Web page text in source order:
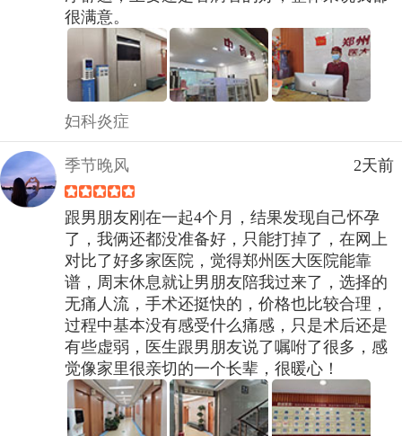
很满意。
妇科炎症
季节晚风 2天前
跟男朋友刚在一起4个月，结果发现自己怀孕
了，我俩还都没准备好，只能打掉了，在网上
对比了好多家医院，觉得郑州医大医院能靠
谱，周末休息就让男朋友陪我过来了，选择的
无痛人流，手术还挺快的，价格也比较合理，
过程中基本没有感受什么痛感，只是术后还是
有些虚弱，医生跟男朋友说了嘱咐了很多，感
觉像家里很亲切的一个长辈，很暖心！